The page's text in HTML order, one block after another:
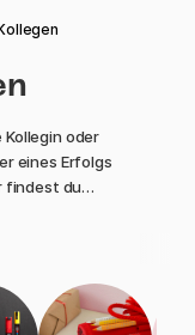
oder
eines Erfolgs
findest du
fördern auch
im Büro.